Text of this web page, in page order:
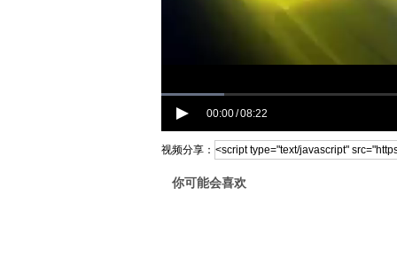
00:00/08:22
视频分享：
你可能会喜欢